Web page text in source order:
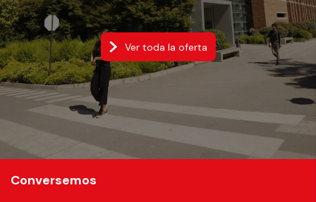
Ver toda la oferta
Conversemos